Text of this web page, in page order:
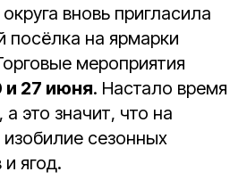
вновь пригласила
посёлка на ярмарки
мероприятия
и 27 июня. Настало время
это значит, что на
сезонных
ягод.